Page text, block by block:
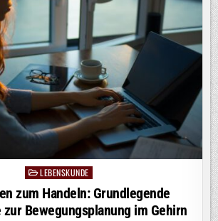
PostedLEBENSKUNDE
zum Handeln: Grundlegende
Bewegungsplanung im Gehirn